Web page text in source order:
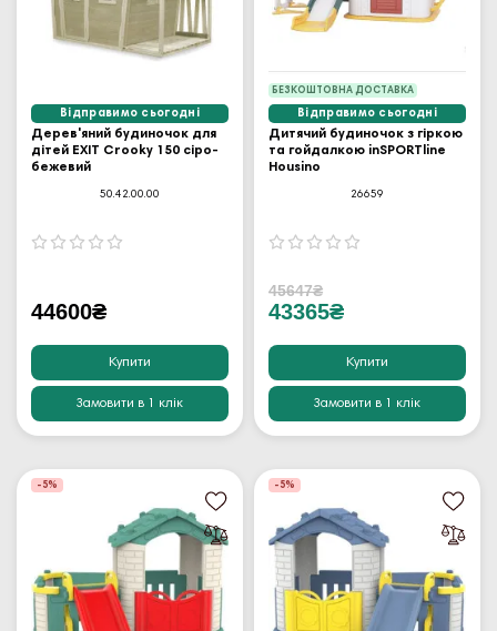
Відправимо сьогодні
Дерев'яний будиночок для
дітей EXIT Crooky 150 сіро-
бежевий
50.42.00.00
44600₴
Купити
Замовити в 1 клік
БЕЗКОШТОВНА ДОСТАВКА
Відправимо сьогодні
Дитячий будиночок з гіркою
та гойдалкою inSPORTline
Housino
26659
45647₴
43365₴
Купити
Замовити в 1 клік
-5% -5%